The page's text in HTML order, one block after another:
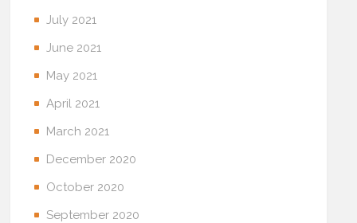
July 2021
June 2021
May 2021
April 2021
March 2021
December 2020
October 2020
September 2020